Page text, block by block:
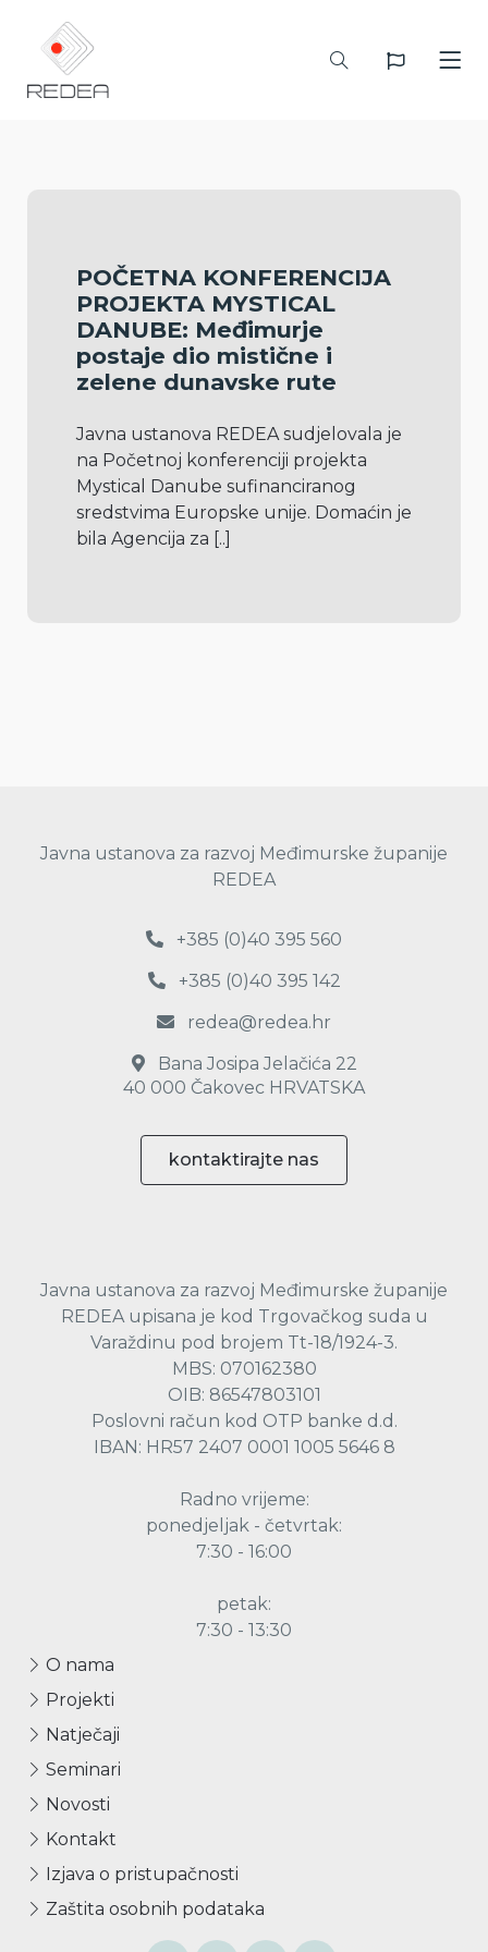
POČETNA KONFERENCIJA
PROJEKTA MYSTICAL
DANUBE: Međimurje
postaje dio mistične i
zelene dunavske rute
Javna ustanova REDEA sudjelovala je
na Početnoj konferenciji projekta
Mystical Danube sufinanciranog
sredstvima Europske unije. Domaćin je
bila Agencija za [..]
Javna ustanova za razvoj Međimurske županije
REDEA
+385 (0)40 395 560
+385 (0)40 395 142
redea@redea.hr
Bana Josipa Jelačića 22
40 000 Čakovec HRVATSKA
kontaktirajte nas
Javna ustanova za razvoj Međimurske županije
REDEA upisana je kod Trgovačkog suda u
Varaždinu pod brojem Tt-18/1924-3.
MBS: 070162380
OIB: 86547803101
Poslovni račun kod OTP banke d.d.
IBAN: HR57 2407 0001 1005 5646 8
Radno vrijeme:
ponedjeljak - četvrtak:
7:30 - 16:00
petak:
7:30 - 13:30
O nama
Projekti
Natječaji
Seminari
Novosti
Kontakt
Izjava o pristupačnosti
Zaštita osobnih podataka